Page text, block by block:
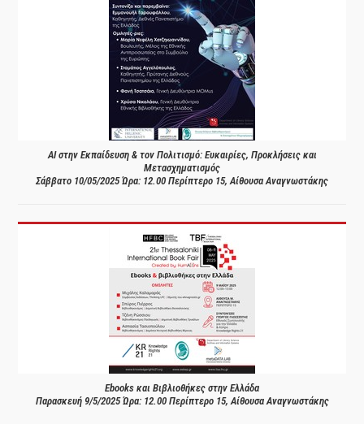
AI στην Εκπαίδευση & τον Πολιτισμό: Ευκαιρίες, Προκλήσεις και
Μετασχηματισμός
Σάββατο 10/05/2025 Ώρα: 12.00 Περίπτερο 15, Αίθουσα Αναγνωστάκης
Ebooks και Βιβλιοθήκες στην Ελλάδα
Παρασκευή 9/5/2025 Ώρα: 12.00 Περίπτερο 15, Αίθουσα Αναγνωστάκης